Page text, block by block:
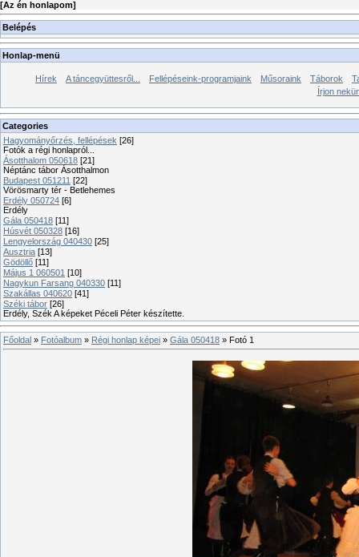
[Az én honlapom]
Belépés
Honlap-menü
Hírek A táncegyüttesről... Fellépéseink-programjaink Műsoraink Táborok
Írjon
Categories
Hagyományőrzés, fellépések [26]
Fotók a régi honlapról...
Ásotthalom 050618 [21]
Néptánc tábor Ásotthalmon
Budapest 051211 [22]
Vörösmarty tér - Betlehemes
Erdély 050724 [6]
Erdély
Gála 050418 [11]
Húsvét 050328 [16]
Lengyelország 040430 [25]
Ausztria [13]
Gödöllő [11]
Május 1 060501 [10]
Nagykun Farsang 040330 [11]
Szakállas 040620 [41]
Széki tábor [26]
Erdély, Szék A képeket Péceli Péter készítette.
Főoldal » Fotóalbum » Régi honlap képei » Gála 050418 » Fotó 1